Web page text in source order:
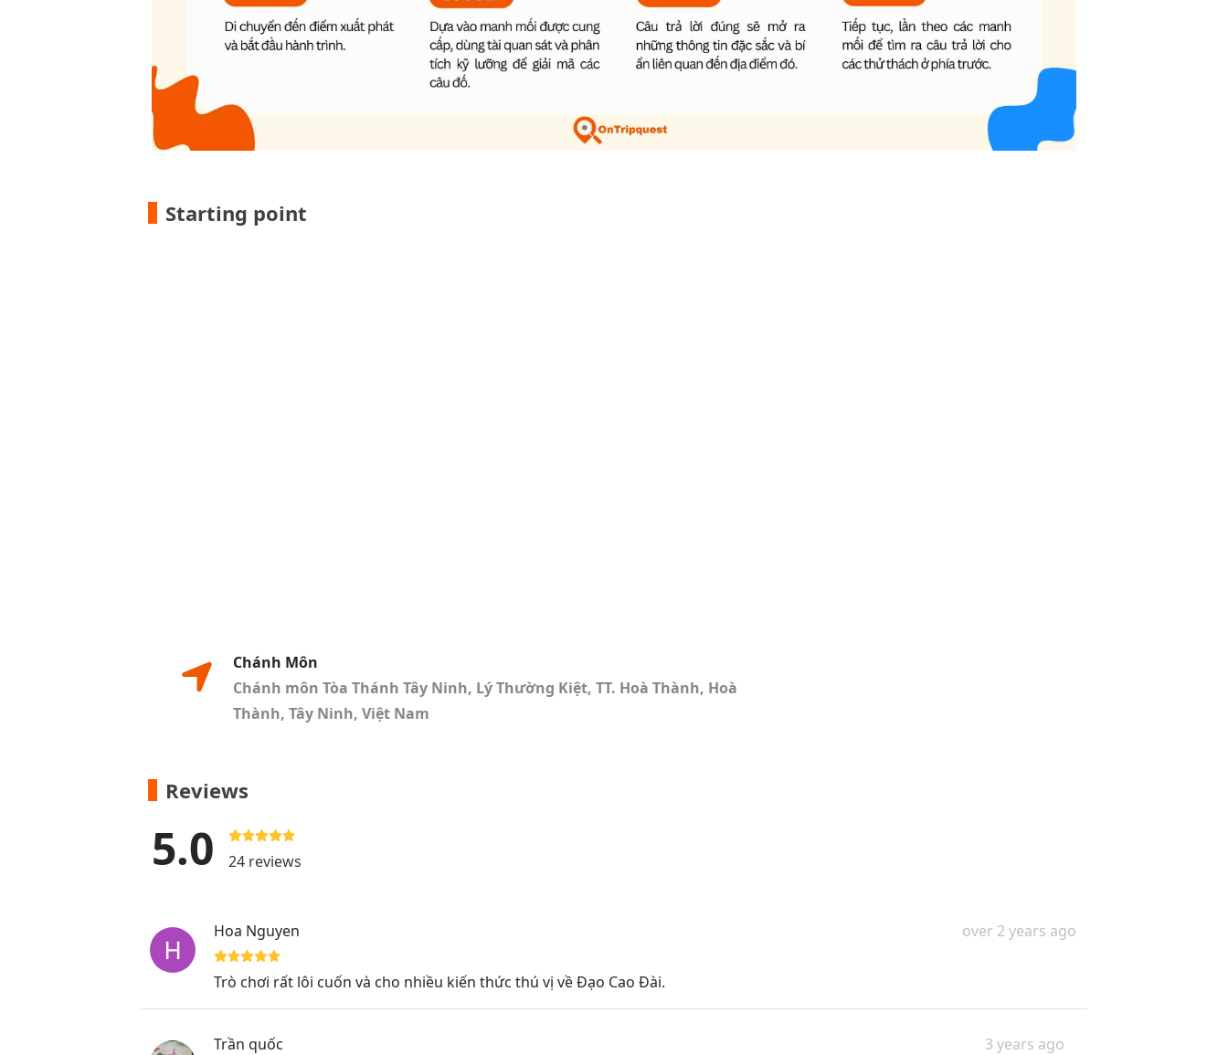
Starting point
Chánh Môn
Chánh môn Tòa Thánh Tây Ninh, Lý Thường Kiệt, TT. Hoà Thành, Hoà
Thành, Tây Ninh, Việt Nam
Reviews
5.0 24 reviews
Hoa Nguyen
Trò chơi rất lôi cuốn và cho nhiều kiến thức thú vị về Đạo Cao Đài.
over 2 years ago
Trần quốc 3 years ago